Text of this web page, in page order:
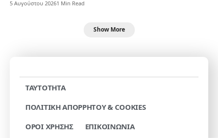
5 Αυγούστου 20261 Min Read
Show More
TAYTOTHTA
ΠΟΛΙΤΙΚΗ ΑΠΟΡΡΗΤΟΥ & COOKIES
ΟΡΟΙ ΧΡΗΣΗΣ
ΕΠΙΚΟΙΝΩΝΙΑ